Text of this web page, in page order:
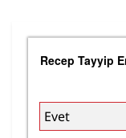
Recep Tayyip
Evet